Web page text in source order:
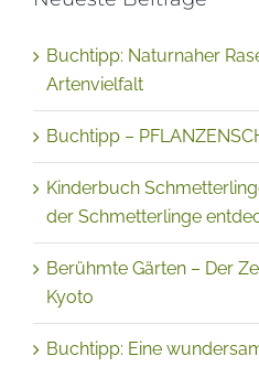
Buchtipp: Naturnaher
Artenvielfalt
Buchtipp –
Kinderbuch
der Schmetterlinge
Berühmte Gärten – Der
Kyoto
Buchtipp: Eine